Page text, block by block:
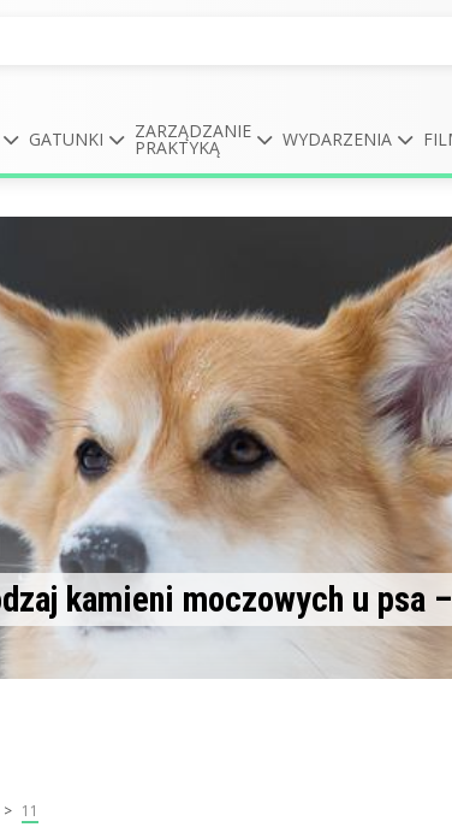
GATUNKI ZARZĄDZANIE
PRAKTYKĄ WYDARZENIA
kamieni moczowych u psa
11